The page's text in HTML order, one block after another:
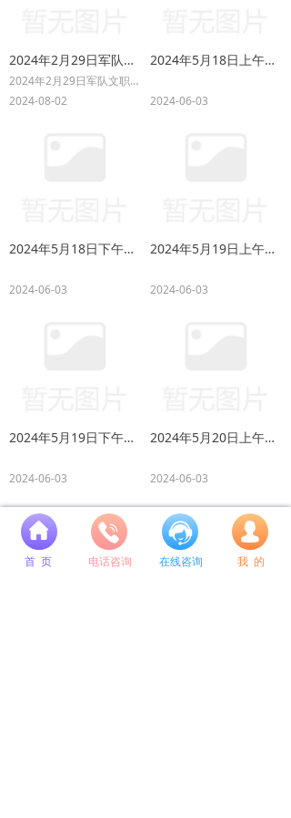
2024年2月29日军队文职重庆陆军某单位面试题（律师岗）
2024年2月29日军队文职重庆陆军某单位面试题（律师岗）
2024-08-02
2024年5月18日上午辽宁省考公务员面试题
2024-06-03
2024年5月18日下午辽宁省考公务员面试题
2024-06-03
2024年5月19日上午辽宁省公务员面试题
2024-06-03
2024年5月19日下午辽宁省考公务员面试题
2024-06-03
2024年5月20日上午国考补录税务面试真题
2024-06-03
上一页 下一页넙
首 页 电话咨询 在线咨询 我 的